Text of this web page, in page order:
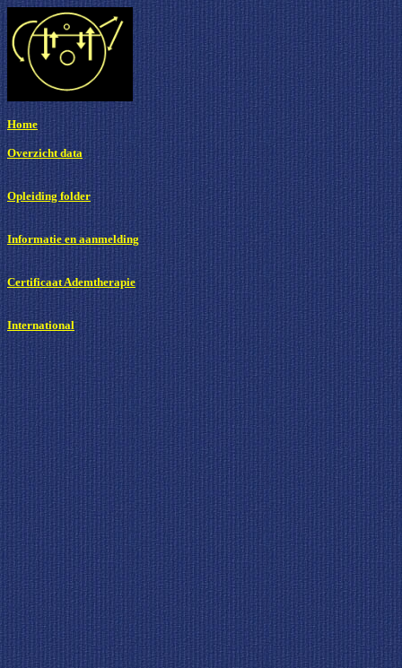
Home
Overzicht data
Opleiding folder
Informatie en aanmelding
Certificaat Ademtherapie
International